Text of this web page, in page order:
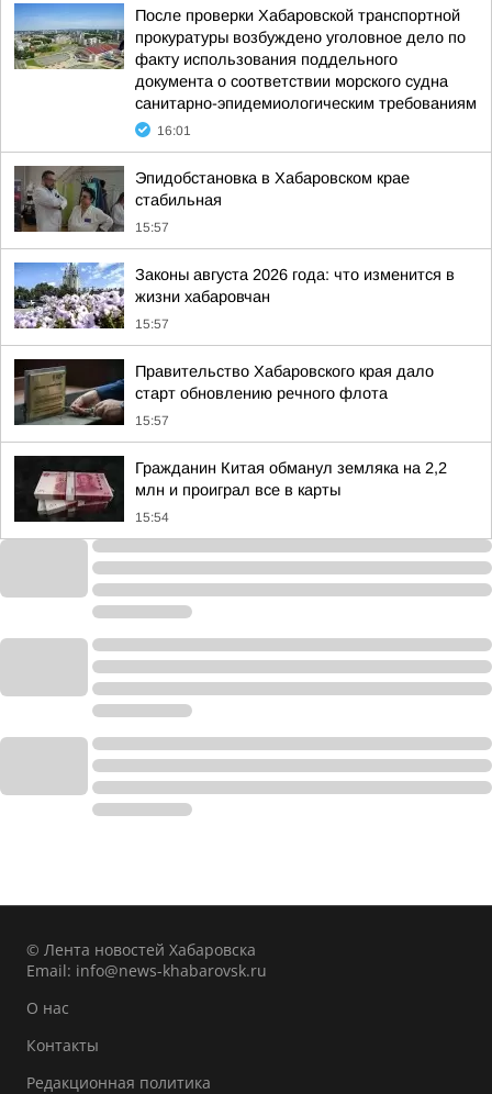
После проверки Хабаровской транспортной
прокуратуры возбуждено уголовное дело по
факту использования поддельного
документа о соответствии морского судна
санитарно-эпидемиологическим требованиям
16:01
Эпидобстановка в Хабаровском крае
стабильная
15:57
Законы августа 2026 года: что изменится в
жизни хабаровчан
15:57
Правительство Хабаровского края дало
старт обновлению речного флота
15:57
Гражданин Китая обманул земляка на 2,2
млн и проиграл все в карты
15:54
© Лента новостей Хабаровска
Email: info@news-khabarovsk.ru
О нас
Контакты
Редакционная политика